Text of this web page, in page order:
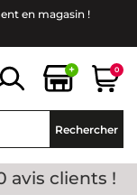
en magasin !
+ 0
Rechercher
avis clients !